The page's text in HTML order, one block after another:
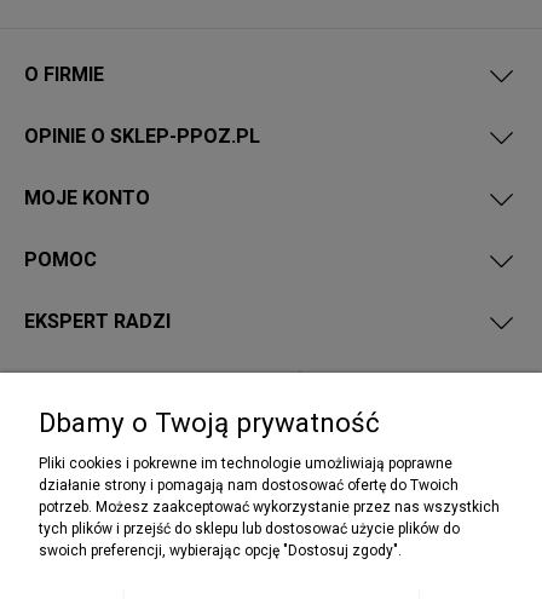
O FIRMIE
OPINIE O SKLEP-PPOZ.PL
MOJE KONTO
POMOC
EKSPERT RADZI
NEWSLETTER
Podaj swój adres e-mail, jeżeli chcesz otrzymywać
Dbamy o Twoją prywatność
Pliki cookies i pokrewne im technologie umożliwiają poprawne
działanie strony i pomagają nam dostosować ofertę do Twoich
potrzeb. Możesz zaakceptować wykorzystanie przez nas wszystkich
tych plików i przejść do sklepu lub dostosować użycie plików do
swoich preferencji, wybierając opcję "Dostosuj zgody".